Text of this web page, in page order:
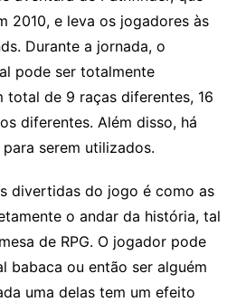
2010, e leva os jogadores às
Durante a jornada, o
pode ser totalmente
total de 9 raças diferentes, 16
diferentes. Além disso, há
serem utilizados.
divertidas do jogo é como as
o andar da história, tal
de RPG. O jogador pode
babaca ou então ser alguém
uma delas tem um efeito